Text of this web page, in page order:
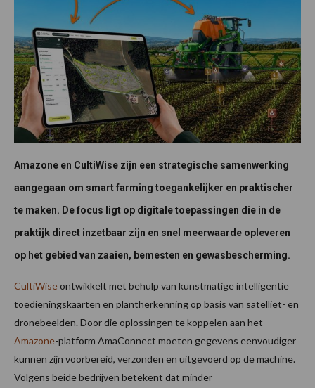
Amazone en CultiWise zijn een strategische samenwerking
aangegaan om smart farming toegankelijker en praktischer
te maken. De focus ligt op digitale toepassingen die in de
praktijk direct inzetbaar zijn en snel meerwaarde opleveren
op het gebied van zaaien, bemesten en gewasbescherming.
CultiWiseontwikkelt met behulp van kunstmatige intelligentie
toedieningskaarten en plantherkenning op basis van satelliet- en
dronebeelden. Door die oplossingen te koppelen aan het
Amazone-platform AmaConnect moeten gegevens eenvoudiger
kunnen zijn voorbereid, verzonden en uitgevoerd op de machine.
Volgens beide bedrijven betekent dat minder